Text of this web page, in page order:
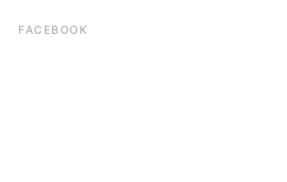
FACEBOOK